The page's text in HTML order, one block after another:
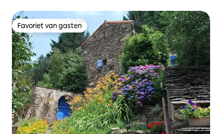
Favoriet van gasten
Favoriet van gasten